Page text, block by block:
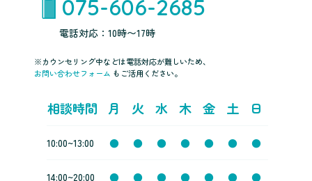
075-606-2685
電話対応：10時〜17時
※カウンセリング中などは電話対応が難しいため、
お問い合わせフォーム もご活用ください。
相談時間 月 火 水 木 金 土 日
10:00~13:00 ● ● ● ● ● ● ●
14:00~20:00 ● ● ● ● ● ● ●